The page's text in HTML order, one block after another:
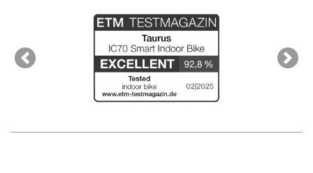
Previous Next